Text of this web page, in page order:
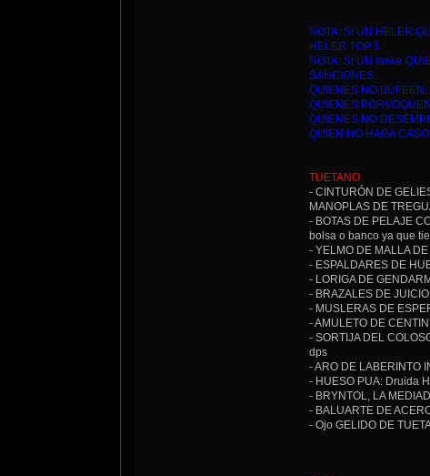
NOTA: SI UN HELER
HELER TOP 1
NOTA: SI UN tanke
SANCIONES.
QUIENES NO BUFEEN:
QUIENES
QUIENES NO
QUIEN NO HAGA
TUETANO
- CINTURÓN DE
MANOPLAS DE
- BOTAS DE PELAJE
bolsa o banco ya que
- YELMO DE MALLA
- ESPALDARES DE
- LORIGA DE
- BRAZALES DE
- MUSLERAS DE
- AMULETO DE
- SORTIJA DEL
dps
- ARO DE LABERINTO
- HUESO PUA: Druida
- BRYNTOL, LA
- BALUARTE DE
- Ojo GELIDO DE